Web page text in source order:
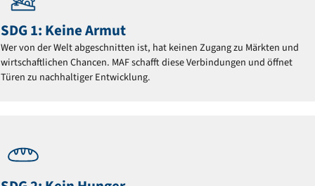
SDG 1: Keine Armut
Wer von der Welt abgeschnitten ist, hat keinen Zugang zu Märkten und
wirtschaftlichen Chancen. MAF schafft diese Verbindungen und öffnet
Türen zu nachhaltiger Entwicklung.